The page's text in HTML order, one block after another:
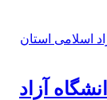
آزاد